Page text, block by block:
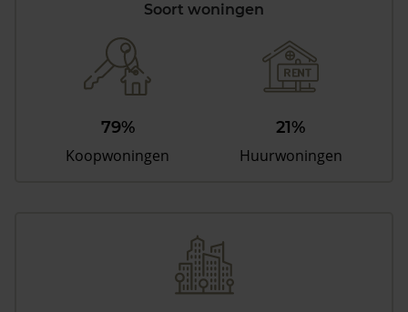
Soort woningen
79%
Koopwoningen
21%
Huurwoningen